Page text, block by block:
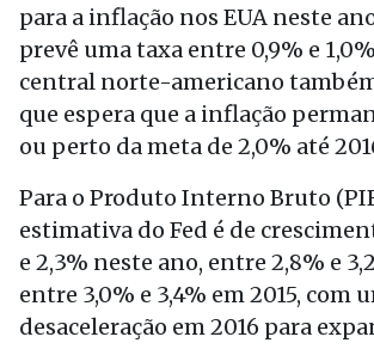
para a inflação nos EUA neste
prevê uma taxa entre 0,9% e
central norte-americano
que espera que a inflação
ou perto da meta de 2,0% até
Para o Produto Interno Bruto
estimativa do Fed é de
e 2,3% neste ano, entre 2,8% e
entre 3,0% e 3,4% em 2015, com
desaceleração em 2016 para